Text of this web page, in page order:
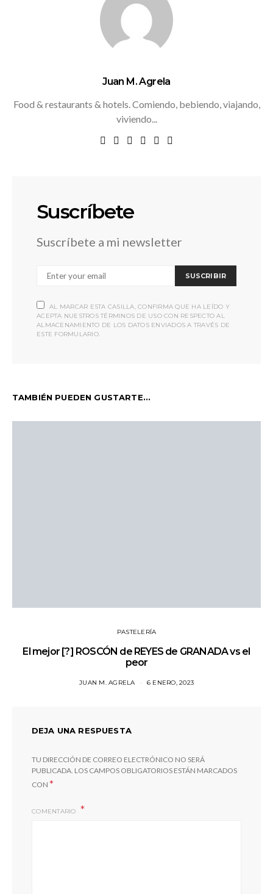
Juan M. Agrela
Food & restaurants & hotels. Comiendo, bebiendo, viajando,
viviendo...
Suscríbete
Suscríbete a mi newsletter
SUSCRIBIR
AL MARCAR ESTA CASILLA, CONFIRMA QUE HA LEÍDO Y
ACEPTA NUESTROS TÉRMINOS DE USO CON RESPECTO AL
ALMACENAMIENTO DE LOS DATOS ENVIADOS A TRAVÉS DE
ESTE FORMULARIO.
TAMBIÉN PUEDEN GUSTARTE...
PASTELERÍA
El mejor [?] ROSCÓN de REYES de GRANADA vs el
peor
JUAN M. AGRELA 6 ENERO, 2023
DEJA UNA RESPUESTA
TU DIRECCIÓN DE CORREO ELECTRÓNICO NO SERÁ
PUBLICADA. LOS CAMPOS OBLIGATORIOS ESTÁN MARCADOS
CON *
COMENTARIO